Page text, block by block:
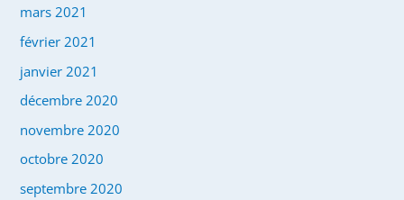
mars 2021
février 2021
janvier 2021
décembre 2020
novembre 2020
octobre 2020
septembre 2020